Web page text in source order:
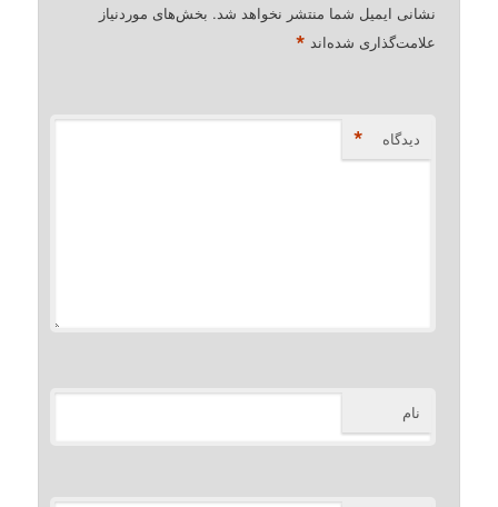
نشانی ایمیل شما منتشر نخواهد شد. بخش‌های موردنیاز
علامت‌گذاری شده‌اند *
دیدگاه *
نام